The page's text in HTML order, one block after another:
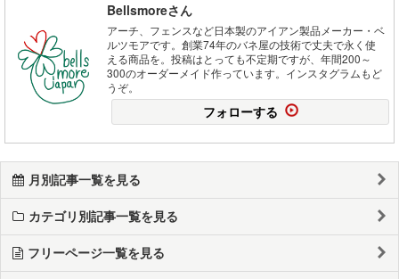
Bellsmoreさん
アーチ、フェンスなど日本製のアイアン製品メーカー・ベ
ルツモアです。創業74年のバネ屋の技術で丈夫で永く使
える商品を。投稿はとっても不定期ですが、年間200～
300のオーダーメイド作っています。インスタグラムもど
うぞ。
フォローする
月別記事一覧を見る
カテゴリ別記事一覧を見る
フリーページ一覧を見る